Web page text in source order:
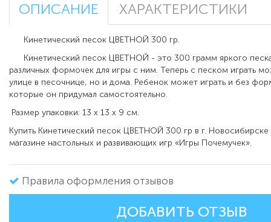
ОПИСАНИЕ ХАРАКТЕРИСТИКИ
Кинетический песок ЦВЕТНОЙ 300 гр.
Кинетический песок ЦВЕТНОЙ - это 300 грамм яркого
различных формочек для игры с ним. Теперь с песком играть
улице в песочнице, но и дома. Ребенок может играть и без
которые он придумал самостоятельно.
Размер упаковки: 13 х 13 х 9 см.
Купить Кинетический песок ЦВЕТНОЙ 300 гр в г.
магазине настольных и развивающих игр «Игры Почемучек».
Правила оформления отзывов
ДОБАВИТЬ ОТЗЫВ